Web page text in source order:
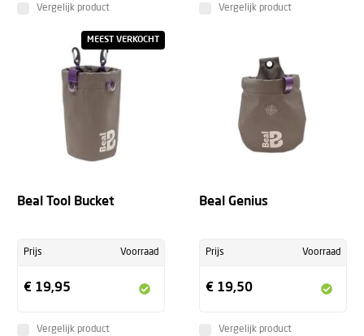
Vergelijk product Vergelijk product
MEEST VERKOCHT
Beal Tool Bucket
Prijs Voorraad
€ 19,95
Vergelijk product
Beal Genius
Prijs Voorraad
€ 19,50
Vergelijk product